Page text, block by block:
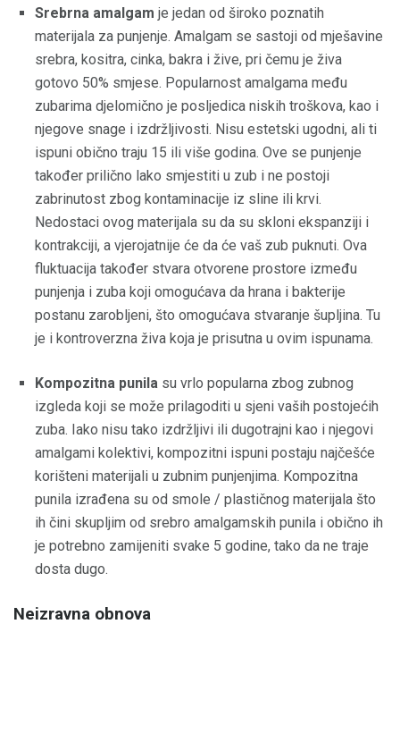
Srebrna amalgam je jedan od široko poznatih
materijala za punjenje. Amalgam se sastoji od mješavine
srebra, kositra, cinka, bakra i žive, pri čemu je živa
gotovo 50% smjese. Popularnost amalgama među
zubarima djelomično je posljedica niskih troškova, kao i
njegove snage i izdržljivosti. Nisu estetski ugodni, ali ti
ispuni obično traju 15 ili više godina. Ove se punjenje
također prilično lako smjestiti u zub i ne postoji
zabrinutost zbog kontaminacije iz sline ili krvi.
Nedostaci ovog materijala su da su skloni ekspanziji i
kontrakciji, a vjerojatnije će da će vaš zub puknuti. Ova
fluktuacija također stvara otvorene prostore između
punjenja i zuba koji omogućava da hrana i bakterije
postanu zarobljeni, što omogućava stvaranje šupljina. Tu
je i kontroverzna živa koja je prisutna u ovim ispunama.
Kompozitna punila su vrlo popularna zbog zubnog
izgleda koji se može prilagoditi u sjeni vaših postojećih
zuba. Iako nisu tako izdržljivi ili dugotrajni kao i njegovi
amalgami kolektivi, kompozitni ispuni postaju najčešće
korišteni materijali u zubnim punjenjima. Kompozitna
punila izrađena su od smole / plastičnog materijala što
ih čini skupljim od srebro amalgamskih punila i obično ih
je potrebno zamijeniti svake 5 godine, tako da ne traje
dosta dugo.
Neizravna obnova